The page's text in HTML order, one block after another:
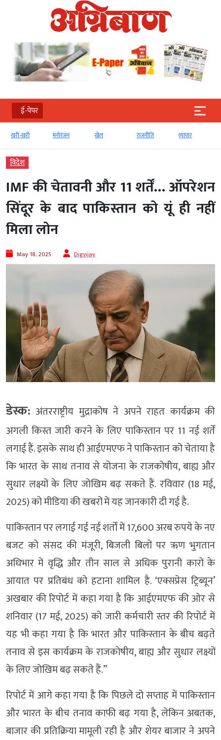
ई-पेपर
खरी-खरी मनोरंजन खेल राजनीति व्‍यापार
विदेश
IMF की चेतावनी और 11 शर्तें… ऑपरेशन
सिंदूर के बाद पाकिस्तान को यूं ही नहीं
मिला लोन
May 18, 2025 Digvijay
डेस्क: अंतरराष्ट्रीय मुद्राकोष ने अपने राहत कार्यक्रम की
अगली किस्त जारी करने के लिए पाकिस्तान पर 11 नई शर्तें
लगाई हैं. इसके साथ ही आईएमएफ ने पाकिस्तान को चेताया है
कि भारत के साथ तनाव से योजना के राजकोषीय, बाह्य और
सुधार लक्ष्यों के लिए जोखिम बढ़ सकते हैं. रविवार (18 मई,
2025) को मीडिया की खबरों में यह जानकारी दी गई है.
पाकिस्तान पर लगाई गई नई शर्तों में 17,600 अरब रुपये के नए
बजट को संसद की मंजूरी, बिजली बिलों पर ऋण भुगतान
अधिभार में वृद्धि और तीन साल से अधिक पुरानी कारों के
आयात पर प्रतिबंध को हटाना शामिल है. ‘एक्सप्रेस ट्रिब्यून’
अखबार की रिपोर्ट में कहा गया है कि आईएमएफ की ओर से
शनिवार (17 मई, 2025) को जारी कर्मचारी स्तर की रिपोर्ट में
यह भी कहा गया है कि भारत और पाकिस्तान के बीच बढ़ते
तनाव से इस कार्यक्रम के राजकोषीय, बाह्य और सुधार लक्ष्यों
के लिए जोखिम बढ़ सकते हैं.’’
रिपोर्ट में आगे कहा गया है कि पिछले दो सप्ताह में पाकिस्तान
और भारत के बीच तनाव काफी बढ़ गया है, लेकिन अबतक,
बाजार की प्रतिक्रिया मामूली रही है और शेयर बाजार ने अपने